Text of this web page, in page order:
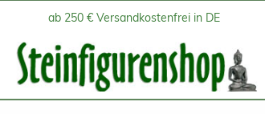
ab 250 € Versandkostenfrei in DE